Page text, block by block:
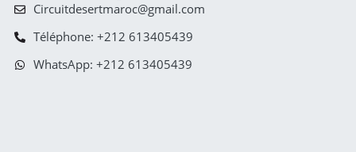
Circuitdesertmaroc@gmail.com
Téléphone: +212 613405439
WhatsApp: +212 613405439